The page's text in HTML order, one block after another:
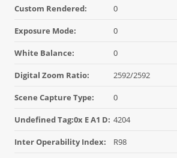
Custom Rendered: 0
Exposure Mode: 0
White Balance: 0
Digital Zoom Ratio: 2592/2592
Scene Capture Type: 0
Undefined Tag:0x E A1 D: 4204
Inter Operability Index: R98